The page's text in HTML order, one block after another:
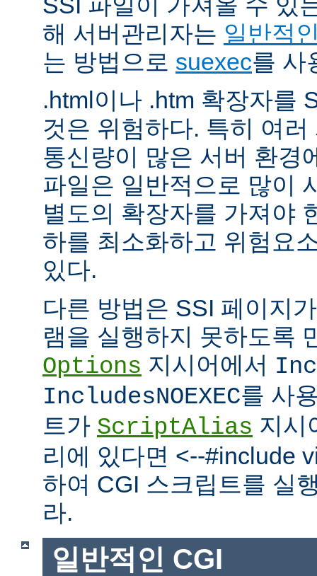
해 서버관리자는 일반적
는 방법으로 suexec를 사
.html이나 .htm 확장자를
것은 위험하다. 특히 여
통신량이 많은 서버 환경
파일은 일반적으로 많이
별도의 확장자를 가져야
하를 최소화하고 위험요
있다.
다른 방법은 SSI 페이지
램을 실행하지 못하도록
Options 지시어에서
IncludesNOEXEC를 사
트가 ScriptAlias 지시
리에 있다면 <--#include
하여 CGI 스크립트를 실
라.
일반적인 CGI